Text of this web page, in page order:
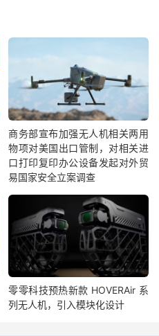
商务部宣布加强无人机相关两用
物项对美国出口管制，对相关进
口打印复印办公设备发起对外贸
易国家安全立案调查
零零科技预热新款 HOVERAir 系
列无人机，引入模块化设计